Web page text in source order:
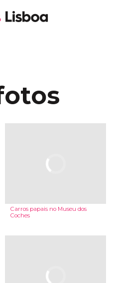
Carros papais no Museu dos
Coches